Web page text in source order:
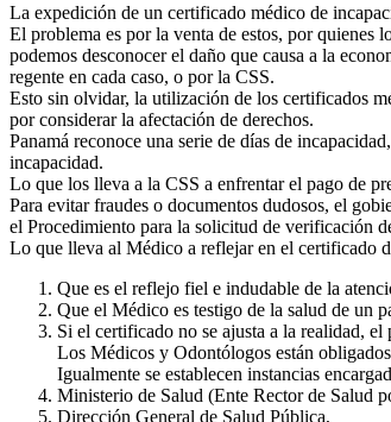
La expedición de un certificado médico de
El problema es por la venta de estos, por quienes
podemos desconocer el daño que causa a la
regente en cada caso, o por la CSS.
Esto sin olvidar, la utilización de los certificados
por considerar la afectación de derechos.
Panamá reconoce una serie de días de
incapacidad.
Lo que los lleva a la CSS a enfrentar el pago de
Para evitar fraudes o documentos dudosos, el
el Procedimiento para la solicitud de verificación
Lo que lleva al Médico a reflejar en el certificado
Que es el reflejo fiel e indudable de la
Que el Médico es testigo de la salud de un
Si el certificado no se ajusta a la realidad,
Los Médicos y Odontólogos están
Igualmente se establecen instancias
Ministerio de Salud (Ente Rector de Salud
Dirección General de Salud Pública,